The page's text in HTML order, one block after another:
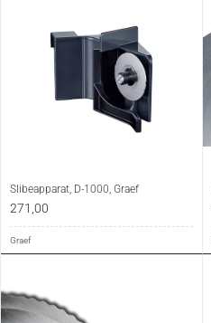
Slibeapparat, D-1000, Graef
271,00
Graef